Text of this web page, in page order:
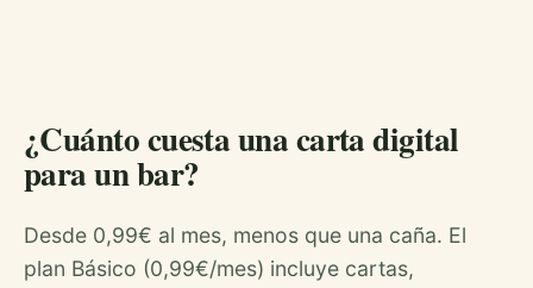
¿Cuánto cuesta una carta digital
para un bar?
Desde 0,99€ al mes, menos que una caña. El
plan Básico (0,99€/mes) incluye cartas,